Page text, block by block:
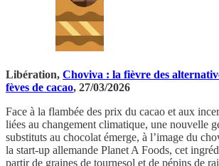
Libération, Choviva : la fièvre des
fèves de cacao, 27/03/2026
Face à la flambée des prix du cacao et aux
liées au changement climatique, une nouvelle
substituts au chocolat émerge, à l’image du
la start-up allemande Planet A Foods, cet
partir de graines de tournesol et de pépins de